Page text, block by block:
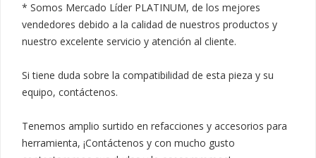
* Somos Mercado Líder PLATINUM, de los mejores
vendedores debido a la calidad de nuestros productos y
nuestro excelente servicio y atención al cliente.
Si tiene duda sobre la compatibilidad de esta pieza y su
equipo, contáctenos.
Tenemos amplio surtido en refacciones y accesorios para
herramienta, ¡Contáctenos y con mucho gusto